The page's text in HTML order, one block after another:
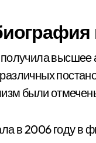
высшее
были
в 2006 году в